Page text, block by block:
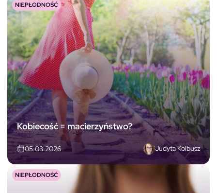
Kobiecość = macierzyństwo?
05.03.2026 Judyta Kolbusz
NIEPŁODNOŚĆ
NIEPŁODNOŚĆ